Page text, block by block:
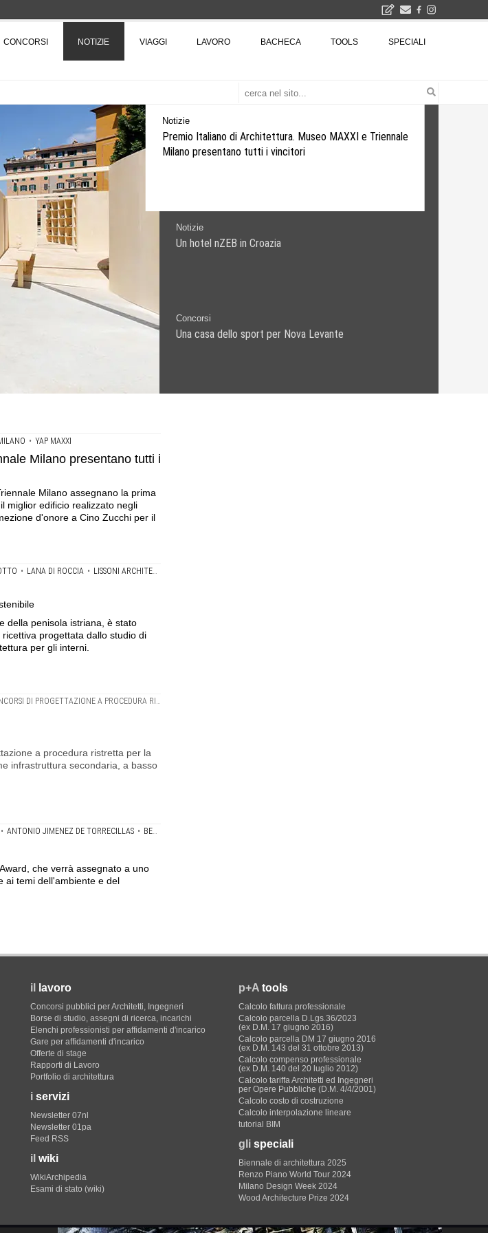
CONCORSI NOTIZIE VIAGGI LAVORO BACHECA TOOLS SPECIALI
Notizie
Premio Italiano di Architettura. Museo MAXXI e Triennale
Milano presentano tutti i vincitori
Notizie
Un hotel nZEB in Croazia
Concorsi
Una casa dello sport per Nova Levante
• YAP MAXXI
Milano presentano tutti i
Milano assegnano la prima
miglior edificio realizzato negli
d'onore a Cino Zucchi per il
• LANA DI ROCCIA • LISSONI ARCHITETTURA
della penisola istriana, è stato
progettata dallo studio di
per gli interni.
DI PROGETTAZIONE A PROCEDURA RISTRETTA
a procedura ristretta per la
infrastruttura secondaria, a basso
• ANTONIO JIMENEZ DE TORRECILLAS • BENIAMINO SERVINO
che verrà assegnato a uno
ai temi dell'ambiente e del
il lavoro
Concorsi pubblici per Architetti, Ingegneri
Borse di studio, assegni di ricerca, incarichi
Elenchi professionisti per affidamenti d'incarico
Gare per affidamenti d'incarico
Offerte di stage
Rapporti di Lavoro
Portfolio di architettura
i servizi
Newsletter 07nl
Newsletter 01pa
Feed RSS
il wiki
WikiArchipedia
Esami di stato (wiki)
p+A tools
Calcolo fattura professionale
Calcolo parcella D.Lgs.36/2023
(ex D.M. 17 giugno 2016)
Calcolo parcella DM 17 giugno 2016
(ex D.M. 143 del 31 ottobre 2013)
Calcolo compenso professionale
(ex D.M. 140 del 20 luglio 2012)
Calcolo tariffa Architetti ed Ingegneri
per Opere Pubbliche (D.M. 4/4/2001)
Calcolo costo di costruzione
Calcolo interpolazione lineare
tutorial BIM
gli speciali
Biennale di architettura 2025
Renzo Piano World Tour 2024
Milano Design Week 2024
Wood Architecture Prize 2024
Museo MAGMA per la realizzazione di una mostra